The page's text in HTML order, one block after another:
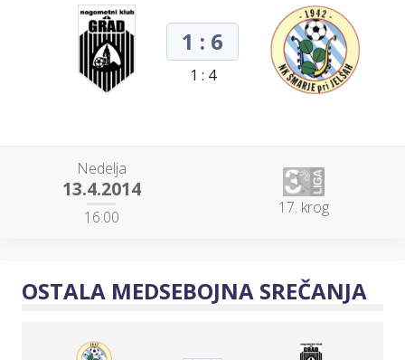
1 : 6
1 : 4
Nedelja
13.4.2014
16:00 17. krog
OSTALA MEDSEBOJNA SREČANJA